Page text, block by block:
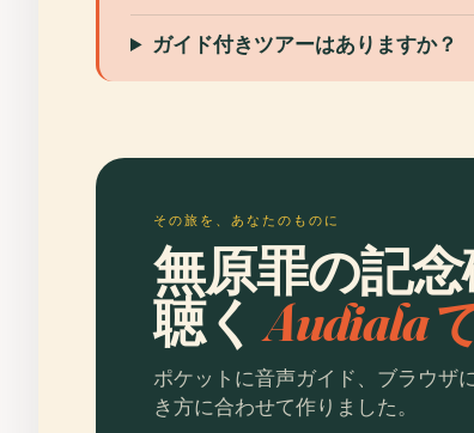
ガイド付きツアーはありますか？
その旅を、あなたのものに
無原罪の記念
聴くAudialaで
ポケットに音声ガイド、ブラウザ
き方に合わせて作りました。